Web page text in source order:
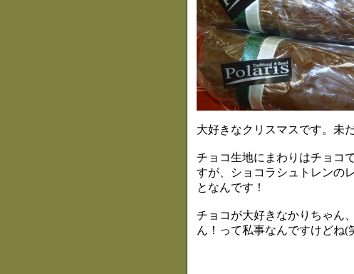
大好きなクリスマスです。未
チョコ生地にまわりはチョコ
すが、ショコラシュトレンの
となんです！
チョコが大好きなかりちゃん
ん！って私事なんですけどね(